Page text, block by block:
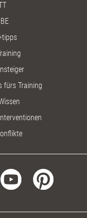
fürs Training